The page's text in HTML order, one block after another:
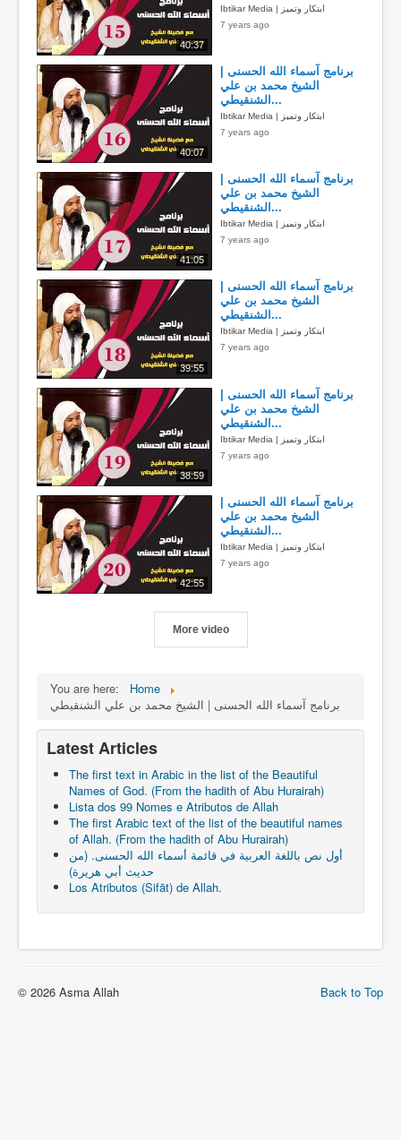
40:37
Ibtikar Media | ابتكار وتميز
7 years ago
40:07
برنامج آسماء الله الحسنى |
الشيخ محمد بن علي
الشنقيطي...
Ibtikar Media | ابتكار وتميز
7 years ago
41:05
برنامج آسماء الله الحسنى |
الشيخ محمد بن علي
الشنقيطي...
Ibtikar Media | ابتكار وتميز
7 years ago
39:55
برنامج آسماء الله الحسنى |
الشيخ محمد بن علي
الشنقيطي...
Ibtikar Media | ابتكار وتميز
7 years ago
38:59
برنامج آسماء الله الحسنى |
الشيخ محمد بن علي
الشنقيطي...
Ibtikar Media | ابتكار وتميز
7 years ago
42:55
برنامج آسماء الله الحسنى |
الشيخ محمد بن علي
الشنقيطي...
Ibtikar Media | ابتكار وتميز
7 years ago
More video
You are here:
Home
برنامج آسماء الله الحسنى | الشيخ محمد بن علي الشنقيطي
Latest Articles
The first text in Arabic in the list of the Beautiful
Names of God. (From the hadith of Abu Hurairah)
Lista dos 99 Nomes e Atributos de Allah
The first Arabic text of the list of the beautiful names
of Allah. (From the hadith of Abu Hurairah)
أول نص باللغة العربية في قائمة أسماء الله الحسنى. (من
حديث أبي هريرة)
Los Atributos (Sifāt) de Allah.
Back to Top
© 2026 Asma Allah